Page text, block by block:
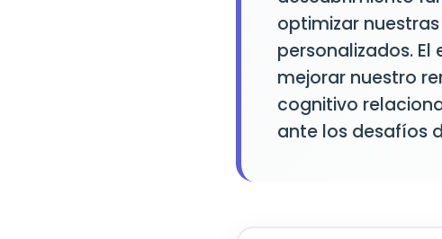
optimizar
personalizados.
mejorar nuestro
cognitivo
ante los desafíos